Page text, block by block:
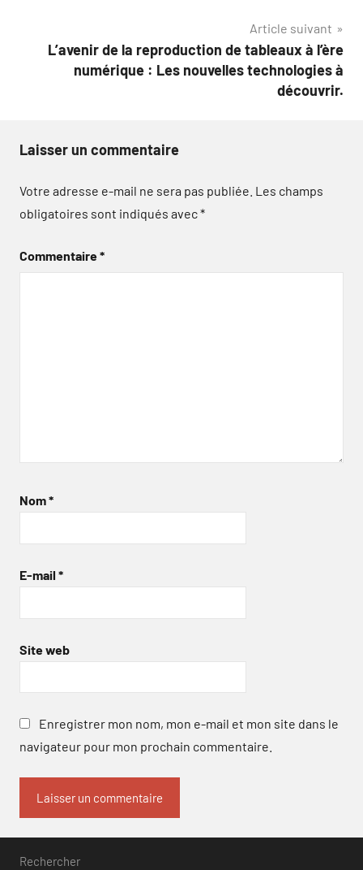
Article suivant
L’avenir de la reproduction de tableaux à l’ère
numérique : Les nouvelles technologies à
découvrir.
Laisser un commentaire
Votre adresse e-mail ne sera pas publiée. Les champs
obligatoires sont indiqués avec*
Commentaire*
Nom*
E-mail *
Site web
Enregistrer mon nom, mon e-mail et mon site dans le
navigateur pour mon prochain commentaire.
Rechercher